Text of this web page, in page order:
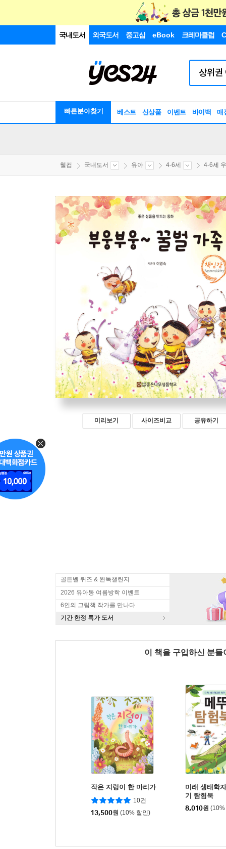
국내도서 외국도서 중고샵 eBook 크레마클럽
빠른분야찾기 베스트 신상품 이벤트 바이백 매
웰컴 국내도서 유아 4-6세 4-6세
미리보기 사이즈비교 공유하기
골든벨 퀴즈 & 완독챌린지
2026 유아동 여름방학 이벤트
6인의 그림책 작가를 만나다
기간 한정 특가 도서
이 책을 구입하신 분
작은 지렁이 한 마리가
10건
13,500원 (10% 할인)
미래 생태학
기 탐험북
8,010원 (10%